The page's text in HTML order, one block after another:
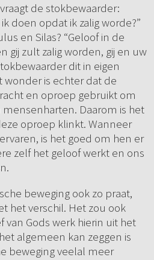
de stokbewaarder:
doen opdat ik zalig worde?”
en Silas? “Geloof in de
gij zult zalig worden, gij en uw
dit in eigen
is echter dat de
en oproep gebruikt om
Daarom is het
oproep klinkt. Wanneer
is het goed om hen er
zelf het geloof werkt en ons
beweging ook zo praat,
het verschil. Het zou ook
van Gods werk hierin uit het
algemeen kan zeggen is
beweging veelal meer